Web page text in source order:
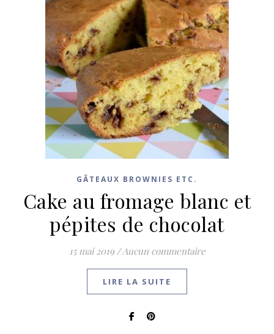
GÂTEAUX BROWNIES ETC.
Cake au fromage blanc et
pépites de chocolat
15 mai 2019 /Aucun commentaire
LIRE LA SUITE